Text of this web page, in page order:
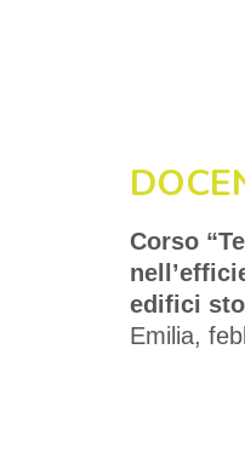
Corso “
edifici
Emilia,